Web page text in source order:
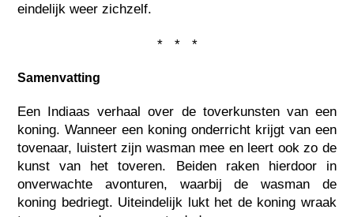
eindelijk weer zichzelf.
* * *
Samenvatting
Een Indiaas verhaal over de toverkunsten van een
koning. Wanneer een koning onderricht krijgt van een
tovenaar, luistert zijn wasman mee en leert ook zo de
kunst van het toveren. Beiden raken hierdoor in
onverwachte avonturen, waarbij de wasman de
koning bedriegt. Uiteindelijk lukt het de koning wraak